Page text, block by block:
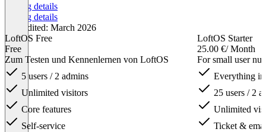
Pricing details
Pricing details
Last edited: March 2026
LoftOS Free
Free
Zum Testen und Kennenlernen von LoftOS
5 users / 2 admins
Unlimited visitors
Core features
Self-service
LoftOS Starter
25.00 €/ Month
For small user
Everything
25 users / 2
Unlimited
Ticket &